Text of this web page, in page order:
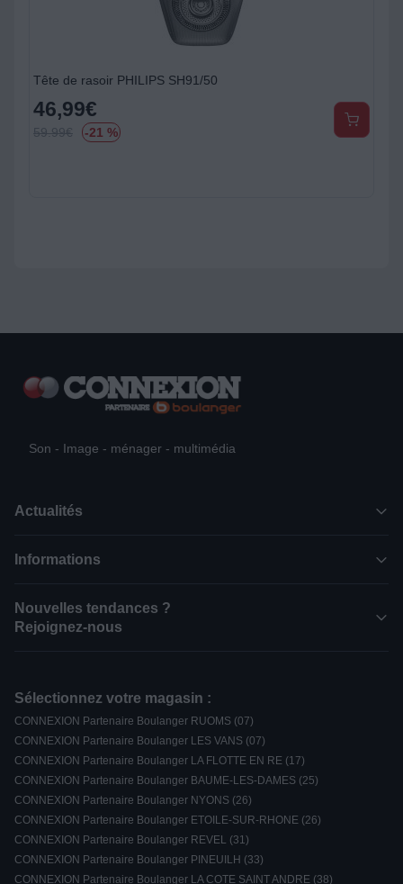
Tête de rasoir PHILIPS SH91/50
46,99€
59.99€ -21 %
Son - Image - ménager - multimédia
Actualités
Informations
Nouvelles tendances ?
Rejoignez-nous
Sélectionnez votre magasin :
CONNEXION Partenaire Boulanger RUOMS (07)
CONNEXION Partenaire Boulanger LES VANS (07)
CONNEXION Partenaire Boulanger LA FLOTTE EN RE (17)
CONNEXION Partenaire Boulanger BAUME-LES-DAMES (25)
CONNEXION Partenaire Boulanger NYONS (26)
CONNEXION Partenaire Boulanger ETOILE-SUR-RHONE (26)
CONNEXION Partenaire Boulanger REVEL (31)
CONNEXION Partenaire Boulanger PINEUILH (33)
CONNEXION Partenaire Boulanger LA COTE SAINT ANDRE (38)